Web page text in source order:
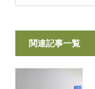
関連記事一覧